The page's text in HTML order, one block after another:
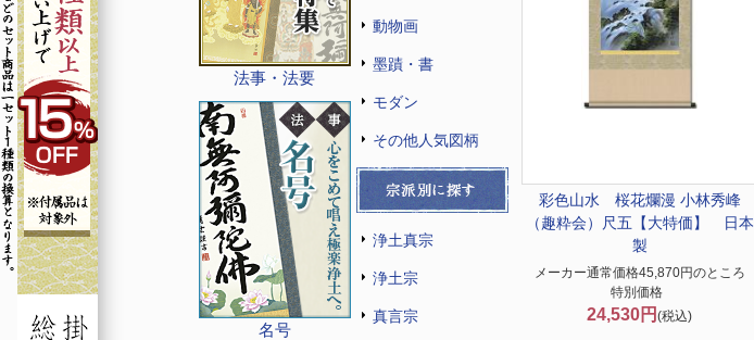
法事・法要
名号
動物画
墨蹟・書
モダン
その他人気図柄
浄土真宗
浄土宗
真言宗
彩色山水 桜花爛漫 小林秀峰
（趣粋会）尺五【大特価】 日本
製
メーカー通常価格45,870円のところ
特別価格
24,530円 (税込)